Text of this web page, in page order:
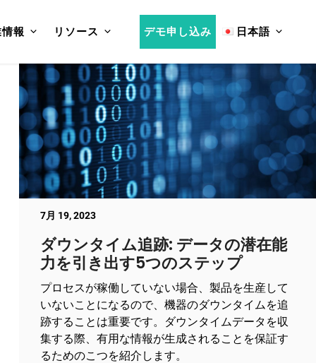
報 リソース デモ申し込み 日本語
7月 19, 2023
ダウンタイム追跡: データの潜在能
力を引き出す5つのステップ
プロセスが稼働していない場合、製品を生産して
いないことになるので、機器のダウンタイムを追
跡することは重要です。ダウンタイムデータを収
集する際、有用な情報が生成されることを保証す
るためのこつを紹介します。